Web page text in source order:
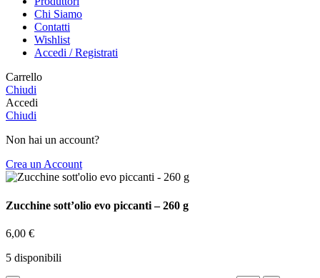
Chi Siamo
Contatti
Wishlist
Accedi / Registrati
Carrello
Chiudi
Accedi
Chiudi
Non hai un account?
Crea un Account
Zucchine sott’olio evo piccanti – 260 g
6,00 €
5 disponibili